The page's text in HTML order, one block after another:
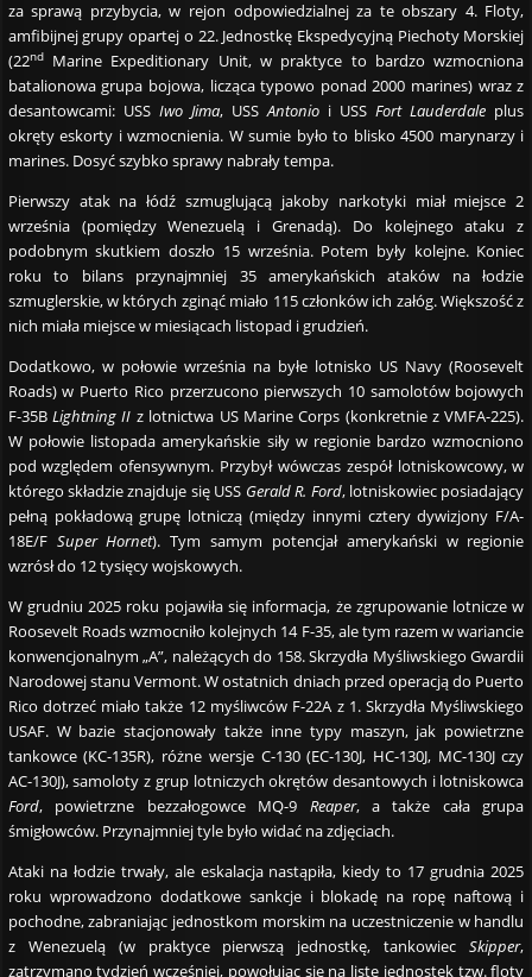
za sprawą przybycia, w rejon odpowiedzialnej za te obszary 4. Floty,
amfibijnej grupy opartej o 22. Jednostkę Ekspedycyjną Piechoty Morskiej
(22ndMarine Expeditionary Unit, w praktyce to bardzo wzmocniona
batalionowa grupa bojowa, licząca typowo ponad 2000 marines) wraz z
desantowcami: USS Iwo Jima, USSAntonio i USSFort Lauderdale plus
okręty eskorty i wzmocnienia. W sumie było to blisko 4500 marynarzy i
marines. Dosyć szybko sprawy nabrały tempa.
Pierwszy atak na łódź szmuglującą jakoby narkotyki miał miejsce 2
września (pomiędzy Wenezuelą i Grenadą). Do kolejnego ataku z
podobnym skutkiem doszło 15 września. Potem były kolejne. Koniec
roku to bilans przynajmniej 35 amerykańskich ataków na łodzie
szmuglerskie, w których zginąć miało 115 członków ich załóg. Większość z
nich miała miejsce w miesiącach listopad i grudzień.
Dodatkowo, w połowie września na byłe lotnisko US Navy (Roosevelt
Roads) w Puerto Rico przerzucono pierwszych 10 samolotów bojowych
F-35BLightning II z lotnictwa US Marine Corps (konkretnie z VMFA-225).
W połowie listopada amerykańskie siły w regionie bardzo wzmocniono
pod względem ofensywnym. Przybył wówczas zespół lotniskowcowy, w
którego składzie znajduje się USS Gerald R. Ford, lotniskowiec posiadający
pełną pokładową grupę lotniczą (między innymi cztery dywizjony F/A-
18E/F Super Hornet). Tym samym potencjał amerykański w regionie
wzrósł do 12 tysięcy wojskowych.
W grudniu 2025 roku pojawiła się informacja, że zgrupowanie lotnicze w
Roosevelt Roads wzmocniło kolejnych 14 F-35, ale tym razem w wariancie
konwencjonalnym „A”, należących do 158. Skrzydła Myśliwskiego Gwardii
Narodowej stanu Vermont. W ostatnich dniach przed operacją do Puerto
Rico dotrzeć miało także 12 myśliwców F-22A z 1. Skrzydła Myśliwskiego
USAF. W bazie stacjonowały także inne typy maszyn, jak powietrzne
tankowce (KC-135R), różne wersje C-130 (EC-130J, HC-130J, MC-130J czy
AC-130J), samoloty z grup lotniczych okrętów desantowych i lotniskowca
Ford, powietrzne bezzałogowce MQ-9 Reaper, a także cała grupa
śmigłowców. Przynajmniej tyle było widać na zdjęciach.
Ataki na łodzie trwały, ale eskalacja nastąpiła, kiedy to 17 grudnia 2025
roku wprowadzono dodatkowe sankcje i blokadę na ropę naftową i
pochodne, zabraniając jednostkom morskim na uczestniczenie w handlu
z Wenezuelą (w praktyce pierwszą jednostkę, tankowiecSkipper,
zatrzymano tydzień wcześniej, powołując się na listę jednostek tzw. floty